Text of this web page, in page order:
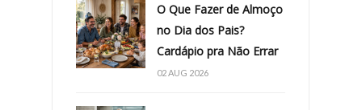
O Que Fazer de Almoço
no Dia dos Pais?
Cardápio pra Não Errar
02 AUG 2026